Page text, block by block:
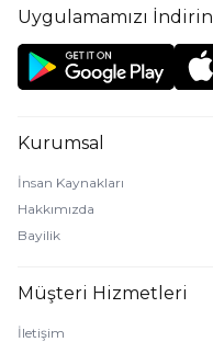
Uygulamamızı İndirin
Kurumsal
İnsan Kaynakları
Hakkımızda
Bayilik
Müşteri Hizmetleri
İletişim